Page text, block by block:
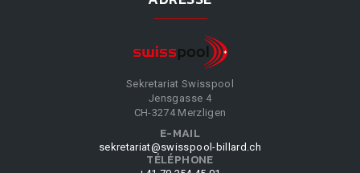
Sekretariat Swisspool
Jensgasse 4
CH-3274 Merzligen
E-MAIL
sekretariat@swisspool-billard.ch
TÉLÉPHONE